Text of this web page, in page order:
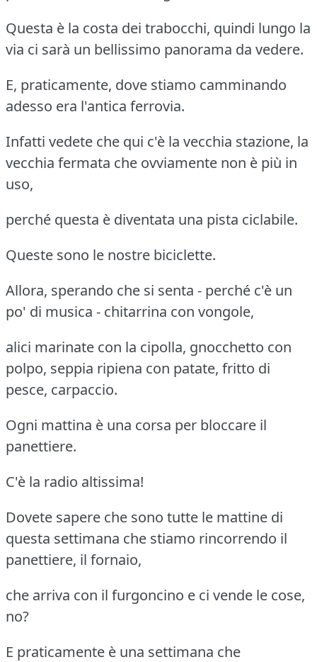
Questa è la costa dei trabocchi, quindi lungo la
via ci sarà un bellissimo panorama da vedere.
E, praticamente, dove stiamo camminando
adesso era l'antica ferrovia.
Infatti vedete che qui c'è la vecchia stazione, la
vecchia fermata che ovviamente non è più in
uso,
perché questa è diventata una pista ciclabile.
Queste sono le nostre biciclette.
Allora, sperando che si senta - perché c'è un
po' di musica - chitarrina con vongole,
alici marinate con la cipolla, gnocchetto con
polpo, seppia ripiena con patate, fritto di
pesce, carpaccio.
Ogni mattina è una corsa per bloccare il
panettiere.
C'è la radio altissima!
Dovete sapere che sono tutte le mattine di
questa settimana che stiamo rincorrendo il
panettiere, il fornaio,
che arriva con il furgoncino e ci vende le cose,
no?
E praticamente è una settimana che